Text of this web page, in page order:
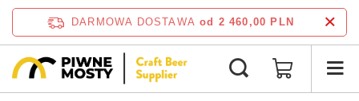
DARMOWA DOSTAWA od 2 460,00 PLN